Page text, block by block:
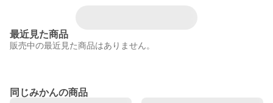
最近見た商品
販売中の最近見た商品はありません。
同じみかんの商品